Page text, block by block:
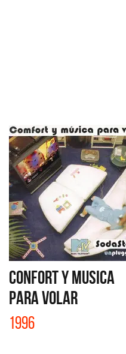
CONFORT Y MUSICA
PARA VOLAR
1996